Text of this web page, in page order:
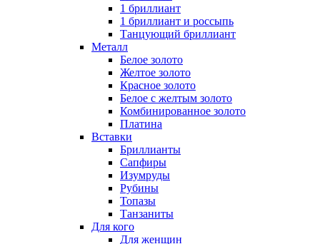
1 бриллиант
1 бриллиант и россыпь
Танцующий бриллиант
Металл
Белое золото
Желтое золото
Красное золото
Белое с желтым золото
Комбинированное золото
Платина
Вставки
Бриллианты
Сапфиры
Изумруды
Рубины
Топазы
Танзаниты
Для кого
Для женщин